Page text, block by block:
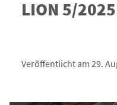
LION 5/2025
Veröffentlicht am 29.